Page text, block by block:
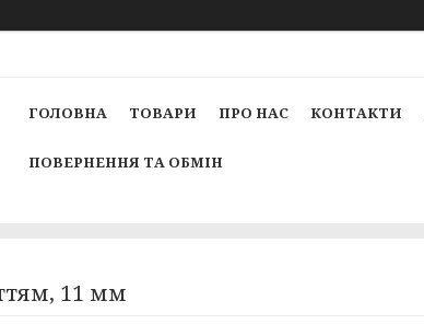
ГОЛОВНА ТОВАРИ ПРО НАС КОНТАКТИ
ПОВЕРНЕННЯ ТА ОБМІН
11 мм